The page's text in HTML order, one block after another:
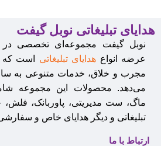
هدایای تبلیغاتی نوبل گیفت
نوبل گیفت مجموعه‌ای تخصصی در
عرضه انواع هدایای تبلیغاتی است که
مجرب و خلاق، خدمات متنوعی به
می‌دهد. محصولات این مجموعه
ماگ، ست مدیریتی، پاوربانک، فلش،
تبلیغاتی و دیگر هدایای خاص و
ارتباط با ما